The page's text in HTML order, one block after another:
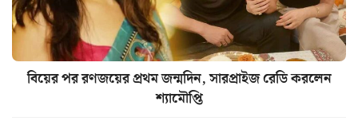
বিয়ের পর রণজয়ের প্রথম জন্মদিন, সারপ্রাইজ রেডি করলেন
শ্যামৌপ্তি